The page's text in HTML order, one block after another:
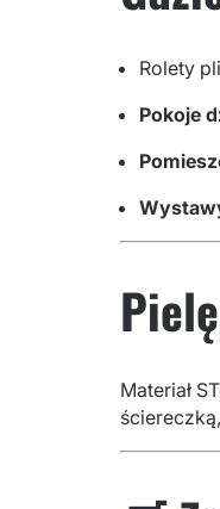
Rolety
Pokoje
Materiał